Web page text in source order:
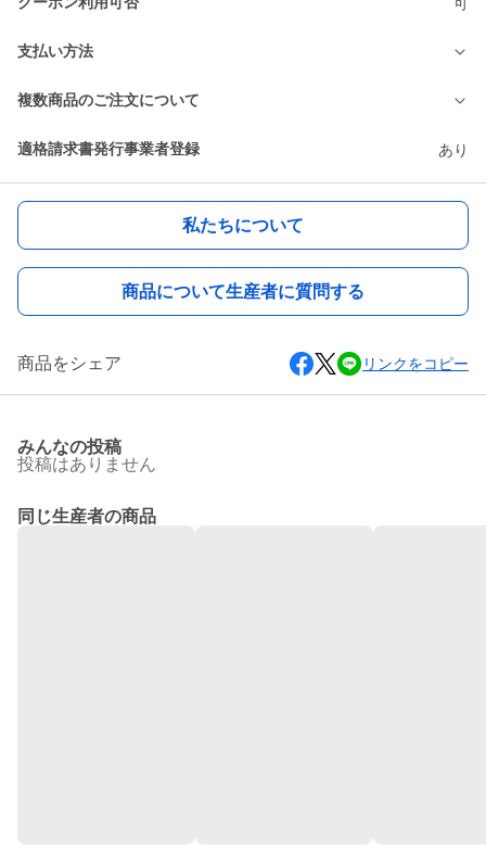
支払い方法
複数商品のご注文について
適格請求書発行事業者登録 あり
私たちについて
商品について生産者に質問する
商品をシェア リンクをコピー
みんなの投稿
投稿はありません
同じ生産者の商品